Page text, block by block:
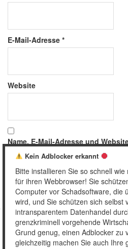
E-Mail-Adresse *
Website
Name, E-Mail-Adresse und
meinen nächsten Kommentar
Copyright © 2026
MobileWordPress
Kein Adblocker erkannt
Bitte installieren Sie so schnell
für ihren Webbrowser! Sie
Computer vor Schadsoftware, die
wird, und Sie schützen sich selbst
intransparentem Datenhandel
grenzkriminell vorgehende
Grund genug, einen Adblocker zu
gleichzeitig machen Sie auch Ihre